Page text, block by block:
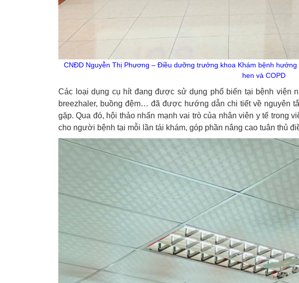
CNĐD Nguyễn Thị Phương – Điều dưỡng trưởng khoa Khám bệnh
hen và COPD
Các loại dụng cụ hít đang được sử dụng phổ biến tại bệnh viện
breezhaler, buồng đệm… đã được hướng dẫn chi tiết về nguyên
gặp. Qua đó, hội thảo nhấn mạnh vai trò của nhân viên y tế trong
cho người bệnh tại mỗi lần tái khám, góp phần nâng cao tuân thủ